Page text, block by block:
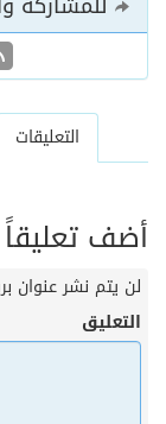
التعليقات
أضف تعليقاً
لن يتم نشر عنوان
التعليق